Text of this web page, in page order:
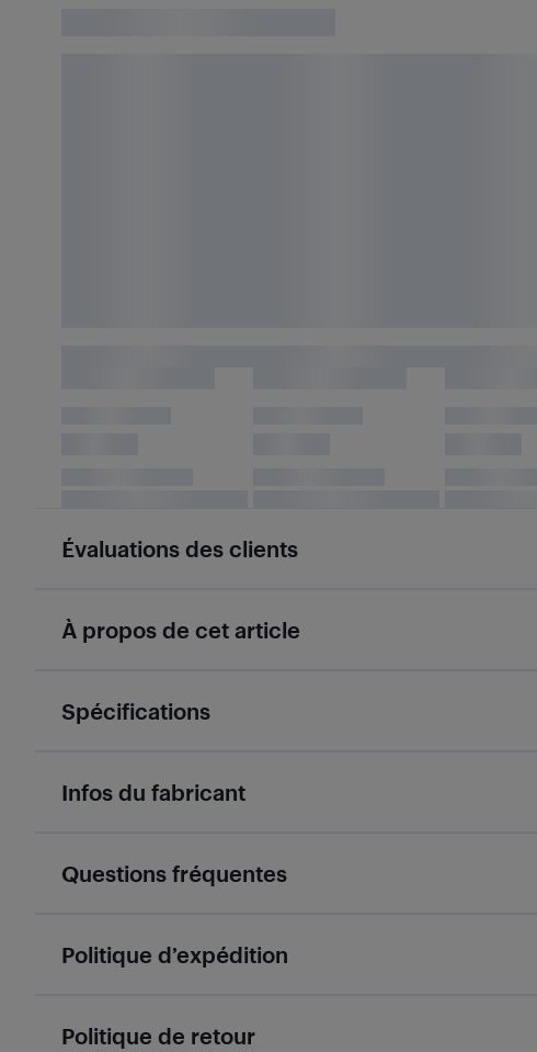
Évaluations des clients
À propos de cet article
Spécifications
Infos du fabricant
Questions fréquentes
Politique d’expédition
Politique de retour